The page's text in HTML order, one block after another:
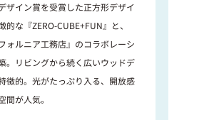
ザイン賞を受賞した正方形デザイ
的な『ZERO-CUBE+FUN』と、
ォルニア工務店』のコラボレーシ
。リビングから続く広いウッドデ
徴的。光がたっぷり入る、開放感
間が人気。